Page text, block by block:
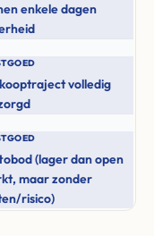
enkele dagen
volledig
(lager dan open
maar zonder
risico)